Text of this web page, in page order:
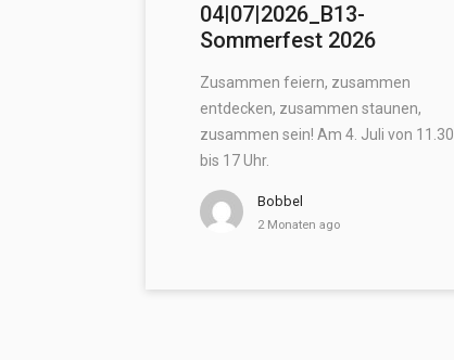
04|07|2026_B13-
Sommerfest 2026
Zusammen feiern, zusammen
entdecken, zusammen staunen,
zusammen sein! Am 4. Juli von 11.30
bis 17 Uhr.
Bobbel
2 Monaten ago